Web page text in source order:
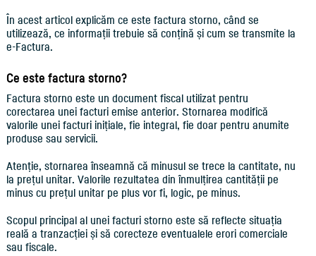
În acest articol explicăm ce este factura storno, când se
utilizează, ce informații trebuie să conțină și cum se transmite la
e-Factura.
Ce este factura storno?
Factura storno este un document fiscal utilizat pentru
corectarea unei facturi emise anterior. Stornarea modifică
valorile unei facturi inițiale, fie integral, fie doar pentru anumite
produse sau servicii.
Atenție, stornarea înseamnă că minusul se trece la cantitate, nu
la prețul unitar. Valorile rezultatea din înmulțirea cantității pe
minus cu prețul unitar pe plus vor fi, logic, pe minus.
Scopul principal al unei facturi storno este să reflecte situația
reală a tranzacției și să corecteze eventualele erori comerciale
sau fiscale.